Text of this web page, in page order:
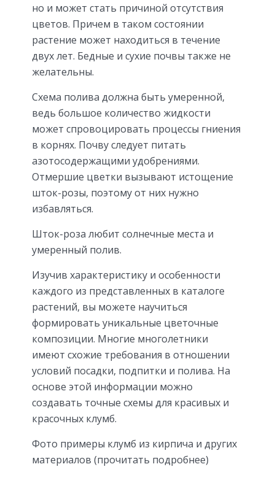
но и может стать причиной отсутствия
цветов. Причем в таком состоянии
растение может находиться в течение
двух лет. Бедные и сухие почвы также не
желательны.
Схема полива должна быть умеренной,
ведь большое количество жидкости
может спровоцировать процессы гниения
в корнях. Почву следует питать
азотосодержащими удобрениями.
Отмершие цветки вызывают истощение
шток-розы, поэтому от них нужно
избавляться.
Шток-роза любит солнечные места и
умеренный полив.
Изучив характеристику и особенности
каждого из представленных в каталоге
растений, вы можете научиться
формировать уникальные цветочные
композиции. Многие многолетники
имеют схожие требования в отношении
условий посадки, подпитки и полива. На
основе этой информации можно
создавать точные схемы для красивых и
красочных клумб.
Фото примеры клумб из кирпича и других
материалов (прочитать подробнее)